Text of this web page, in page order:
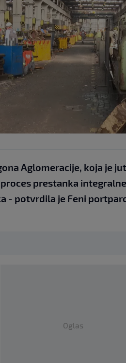
Aglomeracije, koja je
prestanka
- potvrdila je Feni
Oglas